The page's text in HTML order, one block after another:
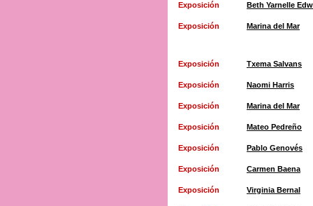
Exposición
Beth Yarnelle
Exposición Marina del Mar
Exposición Txema Salvans
Exposición Naomi Harris
Exposición Marina del Mar
Exposición Mateo Pedreño
Exposición Pablo Genovés
Exposición Carmen Baena
Exposición Virginia Bernal